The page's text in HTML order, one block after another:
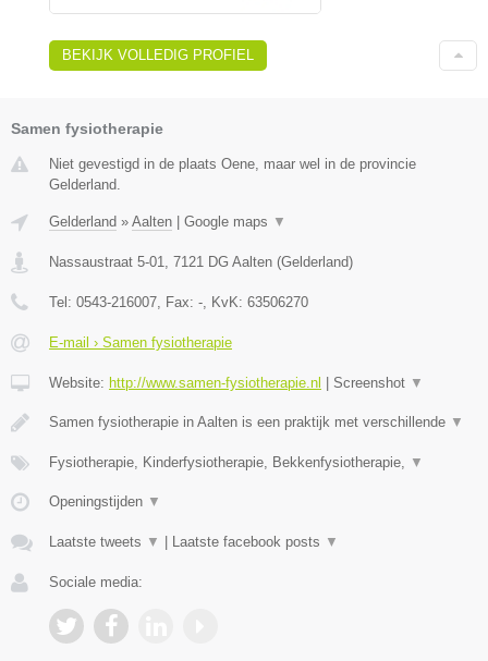
BEKIJK VOLLEDIG PROFIEL
Samen fysiotherapie
Niet gevestigd in de plaats Oene, maar wel in de provincie
Gelderland.
Gelderland » Aalten Google maps ▼
Nassaustraat 5-01 7121 DG Aalten (Gelderland)
Tel: 0543-216007 , Fax: - , KvK: 63506270
E-mail › Samen fysiotherapie
Website: http://www.samen-fysiotherapie.nl Screenshot ▼
Samen fysiotherapie in Aalten is een praktijk met verschillende ▼
Fysiotherapie, Kinderfysiotherapie, Bekkenfysiotherapie, ▼
Openingstijden ▼
Laatste tweets ▼ Laatste facebook posts ▼
Sociale media: